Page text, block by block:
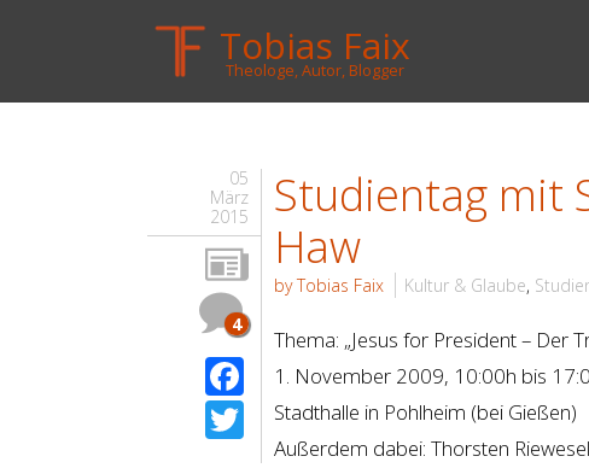
Tobias Faix
Theologe, Autor, Blogger
05
März
2015
4
Facebook
Twitter
Studientag mit
Haw
by Tobias Faix Kultur & Glaube,
Thema: „Jesus for President – Der
1. November 2009, 10:00h bis
Stadthalle in Pohlheim (bei Gießen)
Außerdem dabei: Thorsten